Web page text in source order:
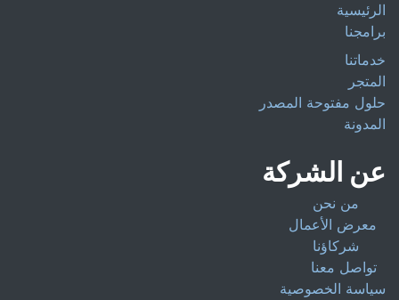
الرئيسية
برامجنا
خدماتنا
المتجر
حلول مفتوحة المصدر
المدونة
عن الشركة
من نحن
معرض الأعمال
شركاؤنا
تواصل معنا
سياسة الخصوصية